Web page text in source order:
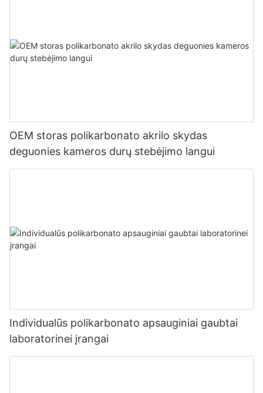
OEM storas polikarbonato akrilo skydas
deguonies kameros durų stebėjimo langui
Individualūs polikarbonato apsauginiai gaubtai
laboratorinei įrangai